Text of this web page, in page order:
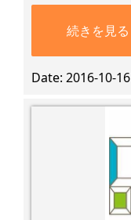
続きを見る
Date 2016-10-16